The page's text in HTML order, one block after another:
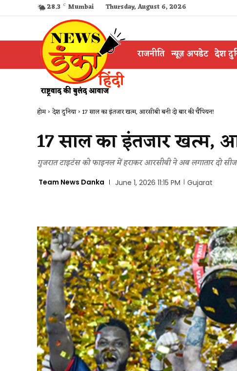
28.3 C Mumbai Thursday, August 6, 2026
राजनीति न्यूज़ अपडेट देश
होम देश दुनिया 17 साल का इंतजार खत्म, आरसीबी बनी दो बार की चैंपियन!
17 साल का इंतजार खत्म,
गुजरात टाइटंस को फाइनल में हराकर आरसीबी ने अब लगातार दो
Team News Danka June 1, 2026 11:15 PM Gujarat